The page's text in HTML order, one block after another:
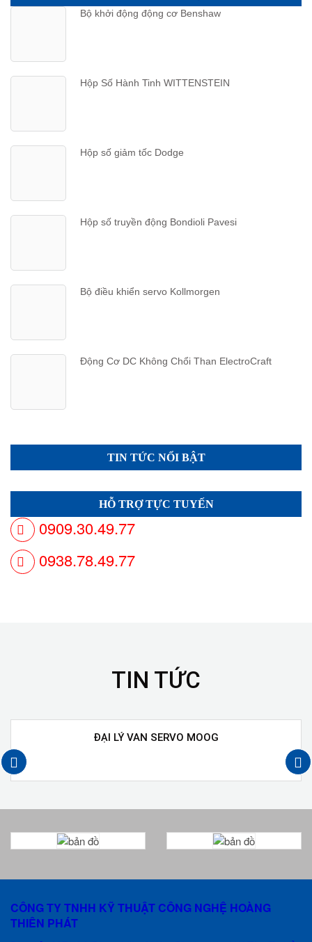
Bộ khởi động động cơ Benshaw
Hộp Số Hành Tinh WITTENSTEIN
Hộp số giảm tốc Dodge
Hộp số truyền động Bondioli Pavesi
Bộ điều khiển servo Kollmorgen
Động Cơ DC Không Chổi Than ElectroCraft
TIN TỨC NỔI BẬT
HỖ TRỢ TỰC TUYẾN
0909.30.49.77
0938.78.49.77
TIN TỨC
ĐẠI LÝ VAN SERVO MOOG
prev
next
CÔNG TY TNHH KỸ THUẬT CÔNG NGHỆ HOÀNG
THIÊN PHÁT